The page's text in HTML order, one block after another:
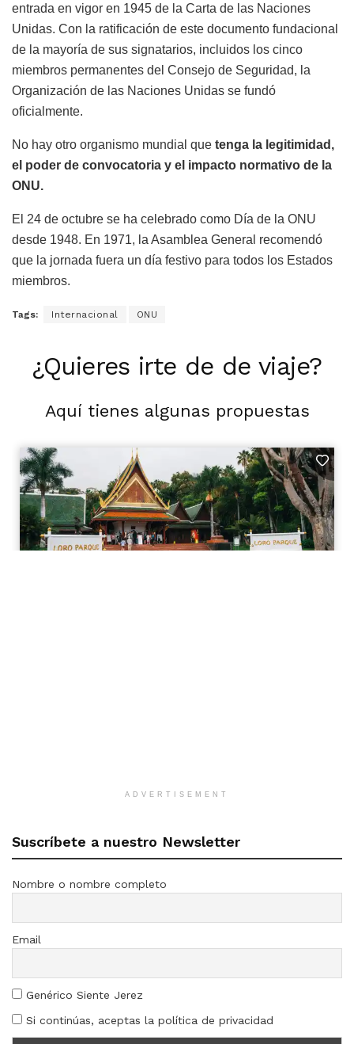
entrada en vigor en 1945 de la Carta de las Naciones
Unidas. Con la ratificación de este documento fundacional
de la mayoría de sus signatarios, incluidos los cinco
miembros permanentes del Consejo de Seguridad, la
Organización de las Naciones Unidas se fundó
oficialmente.
No hay otro organismo mundial que tenga la legitimidad,
el poder de convocatoria y el impacto normativo de la
ONU.
El 24 de octubre se ha celebrado como Día de la ONU
desde 1948. En 1971, la Asamblea General recomendó
que la jornada fuera un día festivo para todos los Estados
miembros.
Tags: Internacional ONU
¿Quieres irte de de viaje?
Aquí tienes algunas propuestas
ADVERTISEMENT
Suscríbete a nuestro Newsletter
Nombre o nombre completo
Email
Genérico Siente Jerez
Si continúas, aceptas la política de privacidad